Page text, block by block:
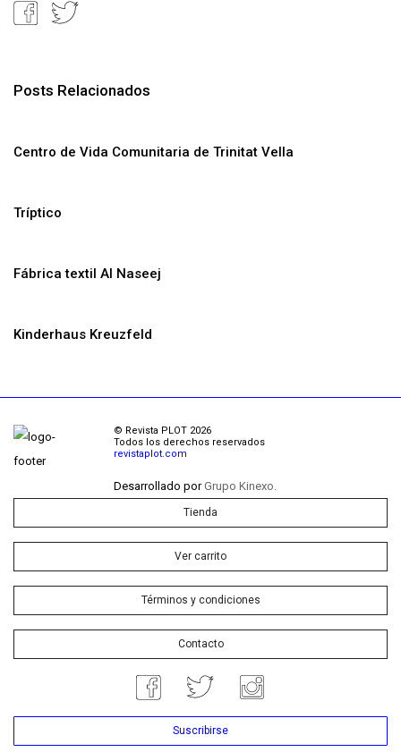
Posts Relacionados
Centro de Vida Comunitaria de Trinitat Vella
Tríptico
Fábrica textil Al Naseej
Kinderhaus Kreuzfeld
© Revista PLOT 2026
Todos los derechos reservados
revistaplot.com
Desarrollado porGrupo Kinexo.
Tienda
Ver carrito
Términos y condiciones
Contacto
Suscribirse